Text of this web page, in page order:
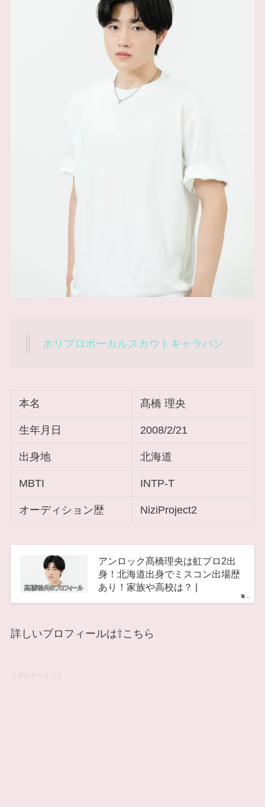
ホリプロボーカルスカウトキャラバン
本名 髙橋 理央
生年月日 2008/2/21
出身地 北海道
MBTI INTP-T
オーディション歴 NiziProject2
–
アンロック髙橋理央は虹プロ2出
身！北海道出身でミスコン出場歴
あり！家族や高校は？ |
詳しいプロフィールは⇧こちら
スポンサーリンク